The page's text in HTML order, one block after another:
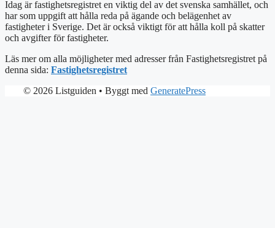
Idag är fastighetsregistret en viktig del av det svenska samhället, och
har som uppgift att hålla reda på ägande och belägenhet av
fastigheter i Sverige. Det är också viktigt för att hålla koll på skatter
och avgifter för fastigheter.
Läs mer om alla möjligheter med adresser från Fastighetsregistret på
denna sida: Fastighetsregistret
© 2026 Listguiden • Byggt med GeneratePress